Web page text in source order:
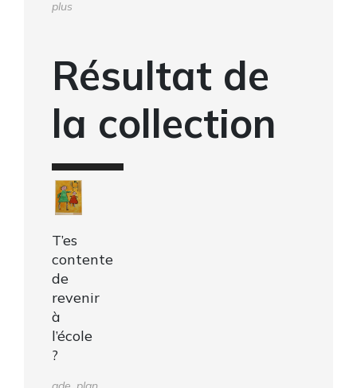
plus
Résultat de
la collection
T’es
contente
de
revenir
à
l’école
?